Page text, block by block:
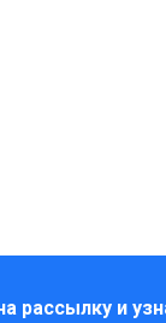
рассылку и